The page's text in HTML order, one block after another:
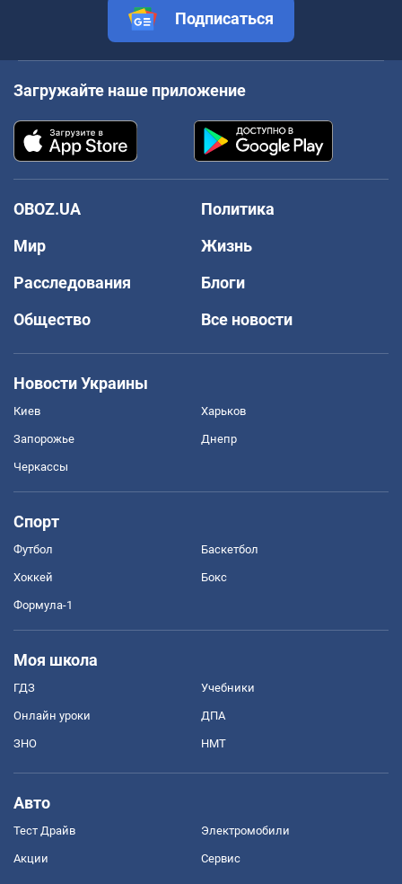
Подписаться
Загружайте наше приложение
OBOZ.UA
Политика
Мир
Жизнь
Расследования
Блоги
Общество
Все новости
Новости Украины
Киев Харьков
Запорожье Днепр
Черкассы
Спорт
Футбол Баскетбол
Хоккей Бокс
Формула-1
Моя школа
ГДЗ Учебники
Онлайн уроки ДПА
ЗНО НМТ
Авто
Тест Драйв Электромобили
Акции Сервис